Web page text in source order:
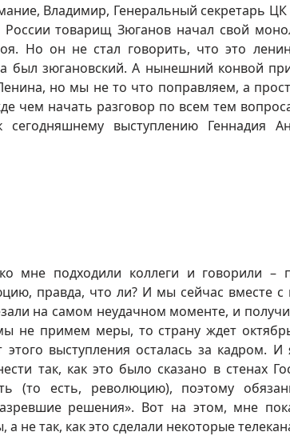
Владимир, Генеральный секретарь
России товарищ Зюганов начал свой
Но он не стал говорить, что это
был зюгановский. А нынешний конвой
но мы не то что поправляем, а
чем начать разговор по всем тем
сегодняшнему выступлению Геннадия
мне подходили коллеги и говорили –
правда, что ли? И мы сейчас вместе
на самом неудачном моменте, и
не примем меры, то страну ждет
этого выступления осталась за кадром.
так, как это было сказано в стенах
(то есть, революцию), поэтому
решения». Вот на этом, мне
а не так, как это сделали некоторые